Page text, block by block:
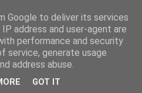
der
Google to deliver its services
address and user-agent are
performance and security
service, generate usage
address abuse.
GOT IT